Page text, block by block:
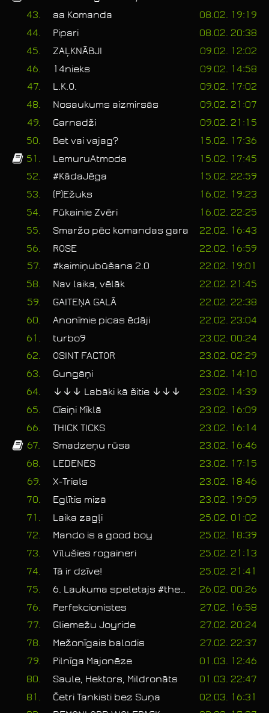
43.
aa Komanda
08.02. 19:19
44.
Pipari
08.02. 20:38
45.
ZAĻKNĀBJI
09.02. 12:02
46.
14nieks
09.02. 14:58
47.
L.K.O.
09.02. 17:02
48.
Nosaukums aizmirsās
09.02. 21:07
49.
Garnadži
09.02. 21:15
50.
Bet vai vajag?
15.02. 17:36
51.
LemuruAtmoda
15.02. 17:45
52.
#KādaJēga
15.02. 22:59
53.
(P)Ežuks
16.02. 19:23
54.
Pūkainie Zvēri
16.02. 22:25
55.
Smaržo pēc komandas gara
22.02. 16:43
56.
ROSE
22.02. 16:59
57.
#kaimiņubūšana 2.0
22.02. 19:01
58.
Nav laika, vēlāk
22.02. 21:45
59.
GAITEŅA GALĀ
22.02. 22:38
60.
Anonīmie picas ēdāji
22.02. 23:04
61.
turbo9
23.02. 00:24
62.
OSINT FACTOR
23.02. 02:29
63.
Gungāņi
23.02. 14:10
64.
↓↓↓ Labāki kā šitie ↓↓↓
23.02. 14:39
65.
Cīsiņi Mīklā
23.02. 16:09
66.
THICK TICKS
23.02. 16:14
67.
Smadzeņu rūsa
23.02. 16:46
68.
LEDENES
23.02. 17:15
69.
X-Trials
23.02. 18:46
70.
Eglītis mizā
23.02. 19:09
71.
Laika zagļi
25.02. 01:02
72.
Mando is a good boy
25.02. 18:39
73.
Vīlušies rogaineri
25.02. 21:13
74.
Tā ir dzīve!
25.02. 21:41
75.
6. Laukuma speletajs #thebossisbackfromvacation
26.02. 00:26
76.
Perfekcionistes
27.02. 16:58
77.
Gliemežu Joyride
27.02. 20:24
78.
Mežonīgais balodis
27.02. 22:37
79.
Pilnīga Majonēze
01.03. 12:46
80.
Saule, Hektors, Mildronāts
01.03. 22:47
81.
Četri Tankisti bez Suņa
02.03. 16:31